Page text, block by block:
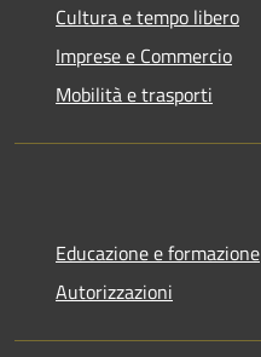
Cultura e tempo libero
Imprese e Commercio
Mobilità e trasporti
Educazione e formazione
Autorizzazioni